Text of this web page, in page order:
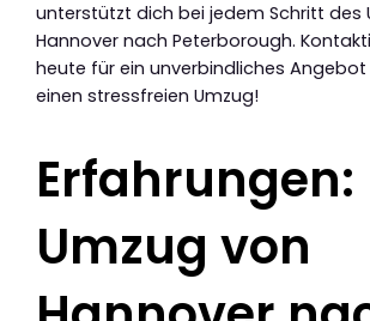
unterstützt dich bei jedem Schritt des
Hannover nach Peterborough.
heute für ein unverbindliches
einen stressfreien Umzug!
Erfahrungen:
Umzug von